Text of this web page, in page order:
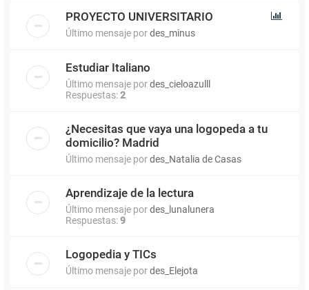
PROYECTO UNIVERSITARIO
Último mensaje pordes_minus
Estudiar Italiano
Último mensaje pordes_cieloazulll
Respuestas:2
¿Necesitas que vaya una logopeda a tu
domicilio? Madrid
Último mensaje pordes_Natalia de Casas
Aprendizaje de la lectura
Último mensaje pordes_lunalunera
Respuestas:9
Logopedia y TICs
Último mensaje pordes_Elejota